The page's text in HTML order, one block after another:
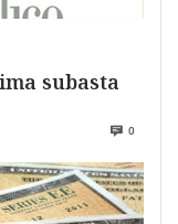
subasta
0